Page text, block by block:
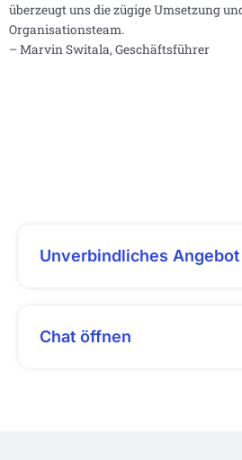
überzeugt uns die zügige Umsetzung
Organisationsteam.
– Marvin Switala, Geschäftsführer
Unverbindliches
Chat öffnen